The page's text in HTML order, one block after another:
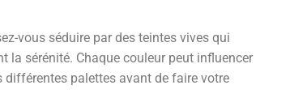
vous séduire par des teintes vives qui
la sérénité. Chaque couleur peut influencer
différentes palettes avant de faire votre